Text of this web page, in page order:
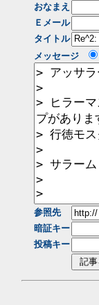
おなまえ
Ｅメール
タイトル
メッセージ
参照先
暗証キー
投稿キー